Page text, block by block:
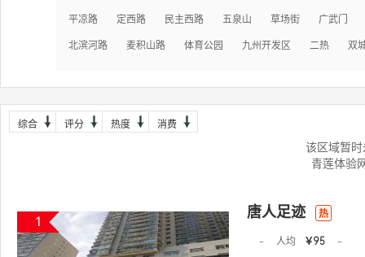
平凉路 定西路 民主西路 五泉山 草场街 广武门
北滨河路 麦积山路 体育公园 九州开发区 二热 双
综合 评分 热度 消费
该区域暂
青莲体验
1
唐人足迹 热
- 人均 ￥95
-